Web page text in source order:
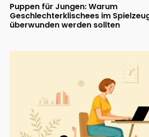
Puppen für Jungen: Warum
Geschlechterklischees im
überwunden werden sollten